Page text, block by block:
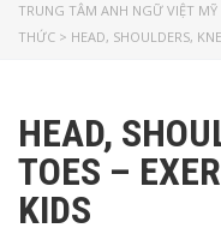
TRUNG TÂM ANH NGỮ VIỆT MỸ
THỨC > HEAD, SHOULDERS,
HEAD,
TOES –
KIDS